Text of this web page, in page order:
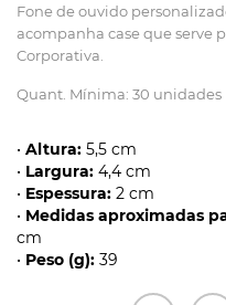
Fone de ouvido
acompanha case que serve
Corporativa.
Quant. Mínima: 30 unidades
• Altura: 5,5 cm
• Largura: 4,4 cm
• Espessura: 2 cm
• Medidas aproximadas
cm
• Peso (g): 39